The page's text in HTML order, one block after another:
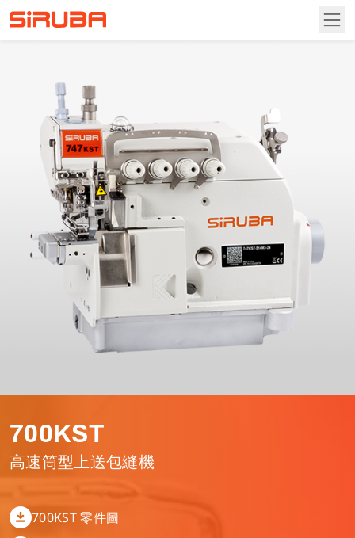
關於高林
關於高林
營業據點
聯絡我們
資訊專區
產品介紹
自動化縫紉機
繃縫機
多針鏈縫機
平縫機
零件圖
電控說明書
基本資料
零件下單
高林文創基金會
菁英招募
700KST
高速筒型上送包縫機
700KST 零件圖